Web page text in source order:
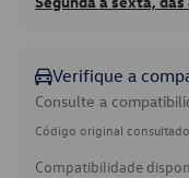
Verifique a
Consulte a
Código original
Compatibilidade